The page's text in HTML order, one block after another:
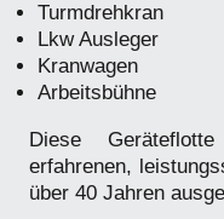
Turmdrehkran
Lkw Ausleger
Kranwagen
Arbeitsbühne
Diese
erfahrenen,
über 40 Jahren